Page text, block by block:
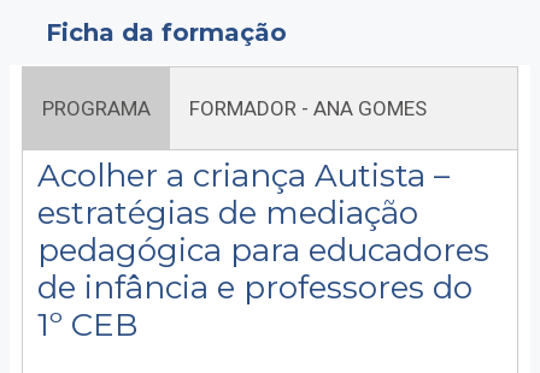
Ficha da formação
PROGRAMA FORMADOR - ANA GOMES
Acolher a criança Autista –
estratégias de mediação
pedagógica para educadores
de infância e professores do
1º CEB